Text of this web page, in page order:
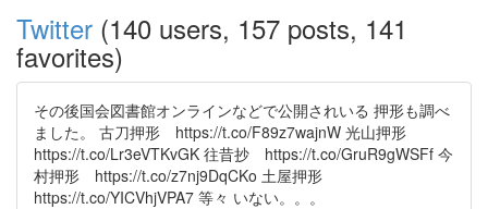
Twitter (140 users, 157 posts, 141
favorites)
その後国会図書館オンラインなどで公開されいる 押形も調べ
ました。 古刀押形 https://t.co/F89z7wajnW 光山押形
https://t.co/Lr3eVTKvGK 往昔抄 https://t.co/GruR9gWSFf 今
村押形 https://t.co/z7nj9DqCKo 土屋押形
https://t.co/YICVhjVPA7 等々 いない。。。